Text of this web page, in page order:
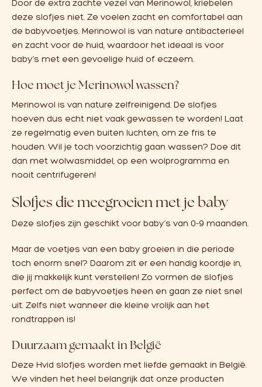
Door de extra zachte vezel van Merinowol, kriebelen
deze slofjes niet. Ze voelen zacht en comfortabel aan
de babyvoetjes. Merinowol is van nature antibacterieel
en zacht voor de huid, waardoor het ideaal is voor
baby’s met een gevoelige huid of eczeem.
Hoe moet je Merinowol wassen?
Merinowol is van nature zelfreinigend. De slofjes
hoeven dus echt niet vaak gewassen te worden! Laat
ze regelmatig even buiten luchten, om ze fris te
houden. Wil je toch voorzichtig gaan wassen? Doe dit
dan met wolwasmiddel, op een wolprogramma en
nooit centrifugeren!
Slofjes die meegroeien met je baby
Deze slofjes zijn geschikt voor baby’s van 0-9 maanden.
Maar de voetjes van een baby groeien in die periode
toch enorm snel? Daarom zit er een handig koordje in,
die jij makkelijk kunt verstellen! Zo vormen de slofjes
perfect om de babyvoetjes heen en gaan ze niet snel
uit. Zelfs niet wanneer die kleine vrolijk aan het
rondtrappen is!
Duurzaam gemaakt in België
Deze Hvid slofjes worden met liefde gemaakt in België.
We vinden het heel belangrijk dat onze producten